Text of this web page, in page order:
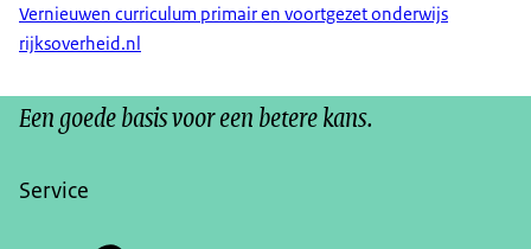
Vernieuwen curriculum primair en voortgezet onderwijs
rijksoverheid.nl
Een goede basis voor een betere kans.
Service